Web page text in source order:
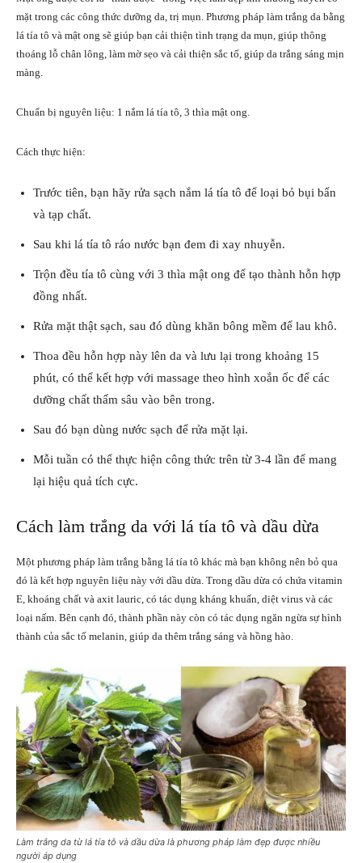
mặt trong các công thức dưỡng da, trị mụn. Phương pháp làm trắng da bằng
lá tía tô và mật ong sẽ giúp bạn cải thiện tình trạng da mụn, giúp thông
thoáng lỗ chân lông, làm mờ sẹo và cải thiện sắc tố, giúp da trắng sáng mịn
màng.
Chuẩn bị nguyên liệu: 1 nắm lá tía tô, 3 thìa mật ong.
Cách thực hiện:
Trước tiên, bạn hãy rửa sạch nắm lá tía tô để loại bỏ bụi bẩn
và tạp chất.
Sau khi lá tía tô ráo nước bạn đem đi xay nhuyễn.
Trộn đều tía tô cùng với 3 thìa mật ong để tạo thành hỗn hợp
đồng nhất.
Rửa mặt thật sạch, sau đó dùng khăn bông mềm để lau khô.
Thoa đều hỗn hợp này lên da và lưu lại trong khoảng 15
phút, có thể kết hợp với massage theo hình xoắn ốc để các
dưỡng chất thấm sâu vào bên trong.
Sau đó bạn dùng nước sạch để rửa mặt lại.
Mỗi tuần có thể thực hiện công thức trên từ 3-4 lần để mang
lại hiệu quả tích cực.
Cách làm trắng da với lá tía tô và dầu dừa
Một phương pháp làm trắng bằng lá tía tô khác mà bạn không nên bỏ qua
đó là kết hợp nguyên liệu này với dầu dừa. Trong dầu dừa có chứa vitamin
E, khoáng chất và axit lauric, có tác dụng kháng khuẩn, diệt virus và các
loại nấm. Bên cạnh đó, thành phần này còn có tác dụng ngăn ngừa sự hình
thành của sắc tố melanin, giúp da thêm trắng sáng và hồng hào.
Làm trắng da từ lá tía tô và dầu dừa là phương pháp làm đẹp được nhiều
người áp dụng